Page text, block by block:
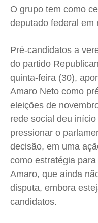
Saúde
Cidades
Direitos
Economia
Cultura
Colunas
Caetano Roque
Gustavo Bastos
Jr Mignone (in
Wanda Sily
Publicidade Legal
Anuncie
Saúde
Cidades
Direitos
Economia
Cultura
Colunas
Caetano Roque
Gustavo Bastos
Jr Mignone (in
Wanda Sily
Publicidade Legal
Anuncie
Saúde
Cidades
Direitos
Economia
Cultura
Colunas
Caetano Roque
Gustavo Bastos
Jr Mignone (in
Wanda Sily
Publicidade Legal
Anuncie
Saúde
Cidades
Direitos
Economia
Cultura
Colunas
Caetano Roque
Gustavo Bastos
Jr Mignone (in
Wanda Sily
Publicidade Legal
Anuncie
O grupo tem como
deputado federal em
Pré-candidatos a
do partido
quinta-feira (30),
Amaro Neto como
eleições de
rede social deu
pressionar o
decisão, em uma
como estratégia para
Amaro, que ainda
disputa, embora
candidatos.